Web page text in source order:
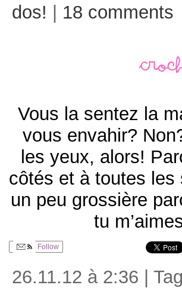
dos!
18 comments
Vous la sentez la
vous envahir?
les yeux, alors!
côtés et à toutes
un peu grossière
tu
Follow
26.11.12 à 2:36 |